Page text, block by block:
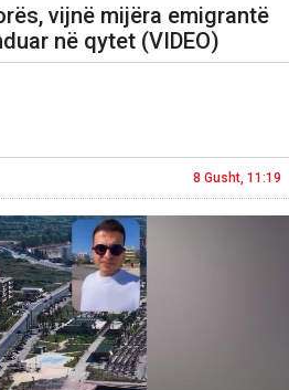
vijnë mijëra emigrantë
në qytet (VIDEO)
8 Gusht, 11:19